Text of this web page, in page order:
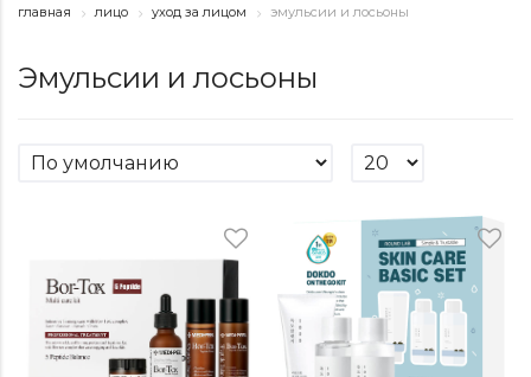
главная лицо уход за лицом эмульсии и лосьоны
Эмульсии и лосьоны